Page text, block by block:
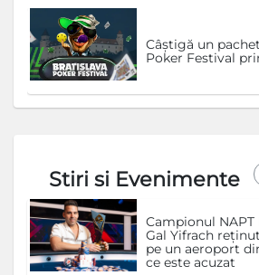
Câștigă un
Poker Festival
Stiri si Evenimente
Campionul NAPT
Gal Yifrach
pe un aeroport
ce este acuzat